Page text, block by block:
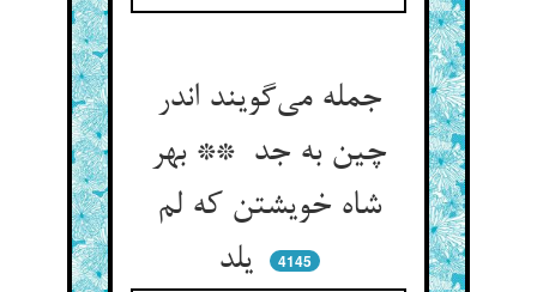
جمله می‌گویند اندر
چین به جد ** بهر
شاه خویشتن که لم
یلد
4145